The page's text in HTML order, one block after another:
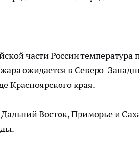
части России
ожидается в Северо-
Красноярского края.
Восток, Приморье и